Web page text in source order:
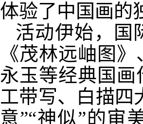
体验了中国画的
活动伊始，国
《茂林远岫图
永玉等经典国
工带写、白描四
意”“神似”的审